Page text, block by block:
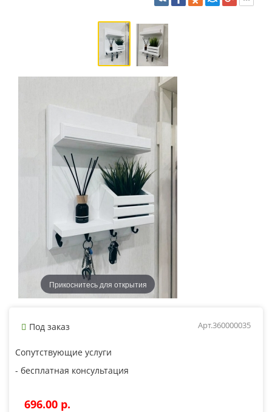
Прикоснитесь для открытия
Под заказ Арт.360000035
Сопутствующие услуги
- бесплатная консультация
696.00 p.